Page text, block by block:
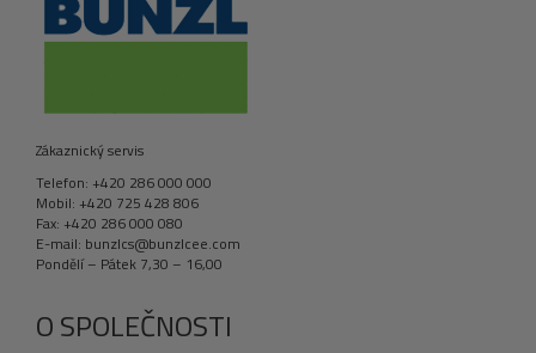
Zákaznický servis
Telefon: +420 286 000 000
Mobil: +420 725 428 806
Fax: +420 286 000 080
E-mail: bunzlcs@bunzlcee.com
Pondělí – Pátek 7,30 – 16,00
O SPOLEČNOSTI